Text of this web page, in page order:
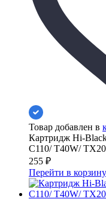
Товар добавлен в
Картридж Hi-
C110/ T40W/
255 ₽
Перейти в корзину